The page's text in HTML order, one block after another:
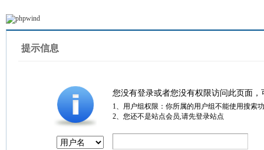
提示信息
您没有登录或者您没有权限访问此页面
1、用户组权限：你所属的用户组不能使用搜索
2、您还不是站点会员,请先登录站点